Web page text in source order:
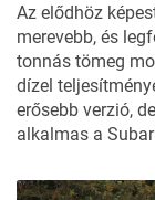
Az elődhöz
merevebb, és
tonnás tömeg
dízel
erősebb verzió,
alkalmas a